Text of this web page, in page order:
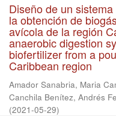
Diseño de un
la obtención de
avícola de la región
anaerobic digestion
biofertilizer from a
Caribbean region
Amador Sanabria, Maria
Canchila Benítez, Andrés
(2021-05-29)